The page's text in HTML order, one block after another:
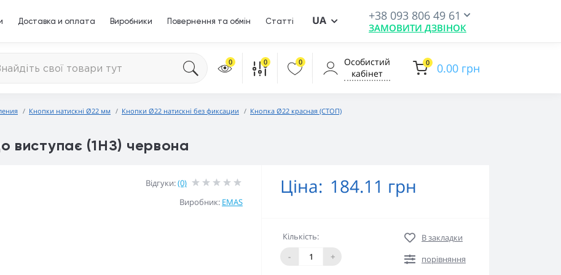
Доставка и оплата Виробники Повернення та обмін Статті UA +38 093 806 49 61
ЗАМОВИТИ ДЗВІНОК
0 0 0
Особистий
кабінет
0 0.00 грн
Кнопки натискні Ø22 мм Кнопки Ø22 натискні без фиксации
Кнопка Ø22 красная (СТОП)
виступає (1НЗ) червона
Відгуки:(0)
Виробник: EMAS
Ціна: 184.11 грн
Кількість:
-
+
В закладки
порівняння